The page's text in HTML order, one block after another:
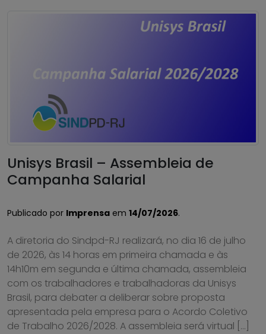
Unisys Brasil – Assembleia de
Campanha Salarial
Publicado por Imprensa em 14/07/2026.
A diretoria do Sindpd-RJ realizará, no dia 16 de julho
de 2026, às 14 horas em primeira chamada e às
14h10m em segunda e última chamada, assembleia
com os trabalhadores e trabalhadoras da Unisys
Brasil, para debater a deliberar sobre proposta
apresentada pela empresa para o Acordo Coletivo
de Trabalho 2026/2028. A assembleia será virtual […]